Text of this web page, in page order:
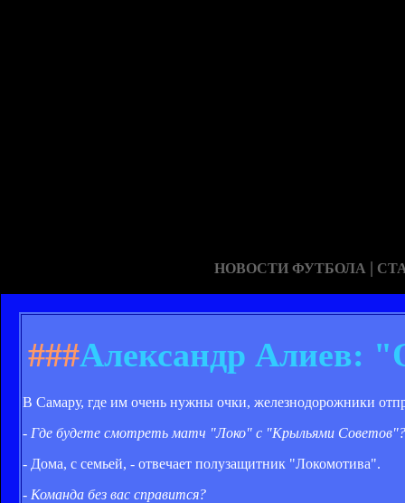
НОВОСТИ ФУТБОЛА |
###Александр Алиев:
В Самару, где им очень нужны очки, железнодорожники
- Где будете смотреть матч "Локо" с "Крыльями Советов"?
- Дома, с семьей, - отвечает полузащитник "Локомотива".
- Команда без вас справится?